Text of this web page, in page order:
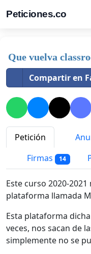
Peticiones.co
Que vuelva
Compartir en
Petición
Firmas 14
Este curso 2020-
plataforma llamada
Esta plataforma
veces, nos sacan de
simplemente no se